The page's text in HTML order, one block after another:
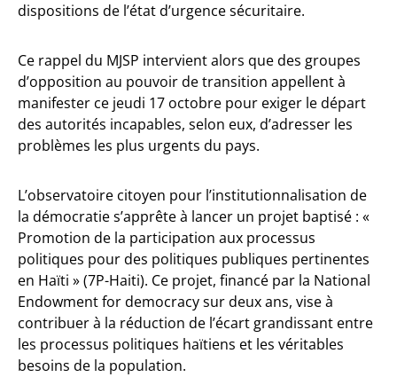
dispositions de l’état d’urgence sécuritaire.
Ce rappel du MJSP intervient alors que des groupes
d’opposition au pouvoir de transition appellent à
manifester ce jeudi 17 octobre pour exiger le départ
des autorités incapables, selon eux, d’adresser les
problèmes les plus urgents du pays.
L’observatoire citoyen pour l’institutionnalisation de
la démocratie s’apprête à lancer un projet baptisé : «
Promotion de la participation aux processus
politiques pour des politiques publiques pertinentes
en Haïti » (7P-Haiti). Ce projet, financé par la National
Endowment for democracy sur deux ans, vise à
contribuer à la réduction de l’écart grandissant entre
les processus politiques haïtiens et les véritables
besoins de la population.